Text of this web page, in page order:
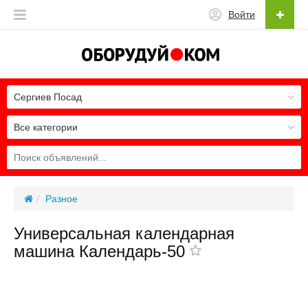
Войти
Все категории
Сергиев Посад
Разное
Универсальная календарная
машина Календарь-50